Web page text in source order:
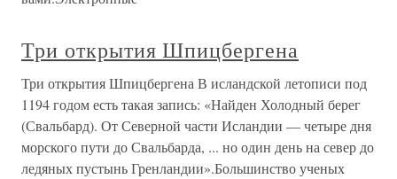
Три открытия Шпицбергена
Три открытия Шпицбергена В исландской летописи под
1194 годом есть такая запись: «Найден Холодный берег
(Свальбард). От Северной части Исландии — четыре дня
морского пути до Свальбарда, ... но один день на север до
ледяных пустынь Гренландии».Большинство ученых